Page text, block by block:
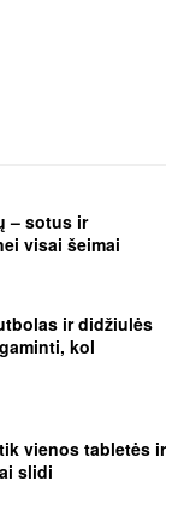
– sotus ir
visai šeimai
ir didžiulės
kol
vienos tabletės ir
slidi